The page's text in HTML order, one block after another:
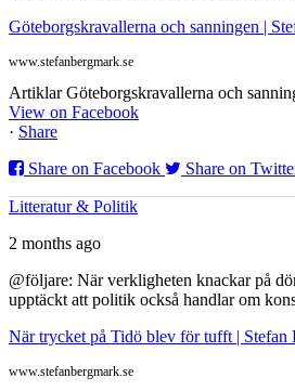
Göteborgskravallerna och sanningen |
www.stefanbergmark.se
Artiklar Göteborgskravallerna och
View on Facebook
· Share
Share on Facebook
Share on
Litteratur & Politik
2 months ago
@följare: När verkligheten knackar på
upptäckt att politik också handlar om
När trycket på Tidö blev för tufft | Stefan
www.stefanbergmark.se